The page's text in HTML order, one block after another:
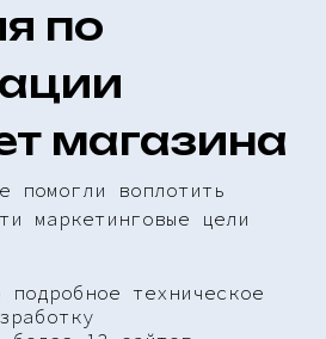
по
магазина
помогли воплотить
маркетинговые цели
подробное техническое